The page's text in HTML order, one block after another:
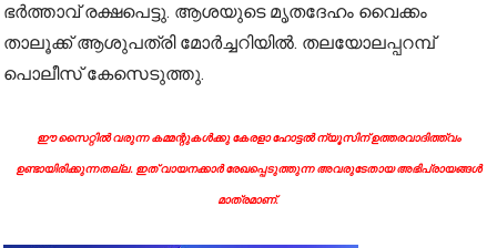
ഭർത്താവ് രക്ഷപെട്ടു. ആശയുടെ മൃതദേഹം വൈക്കം
താലൂക്ക് ആശുപത്രി മോർച്ചറിയിൽ. തലയോലപ്പറമ്പ്
പൊലീസ് കേസെടുത്തു.
ഈ സൈറ്റിൽ വരുന്ന കമ്മന്റുകൾക്കു കേരളാ ഹോട്ടൽ ന്യൂസിന് ഉത്തരവാദിത്ത്വം
ഉണ്ടായിരിക്കുന്നതല്ല. ഇത് വായനക്കാർ രേഖപ്പെടുത്തുന്ന അവരുടേതായ അഭിപ്രായങ്ങൾ
മാത്രമാണ്.